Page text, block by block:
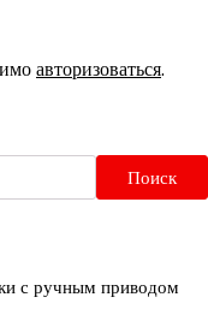
авторизоваться.
Поиск
с ручным приводом